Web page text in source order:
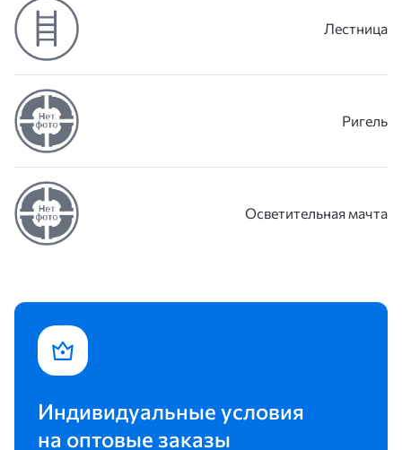
Лестница
Ригель
Осветительная мачта
Индивидуальные условия
на оптовые заказы